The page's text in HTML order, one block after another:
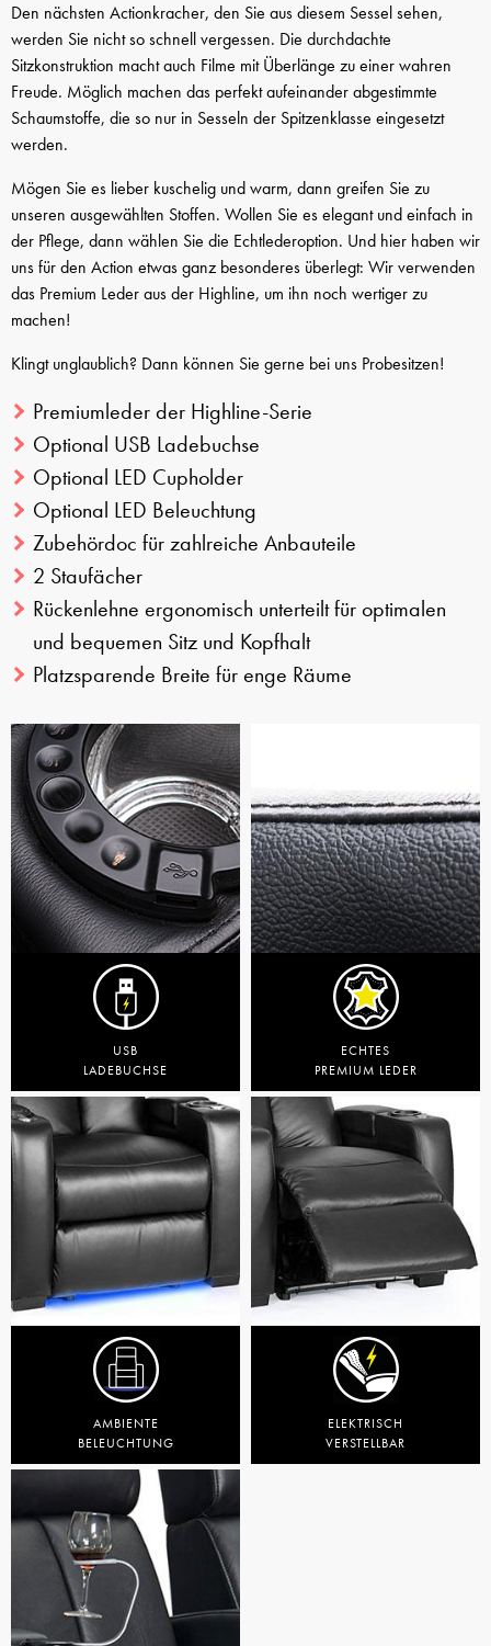
Den nächsten Actionkracher, den Sie aus diesem Sessel sehen,
werden Sie nicht so schnell vergessen. Die durchdachte
Sitzkonstruktion macht auch Filme mit Überlänge zu einer wahren
Freude. Möglich machen das perfekt aufeinander abgestimmte
Schaumstoffe, die so nur in Sesseln der Spitzenklasse eingesetzt
werden.
Mögen Sie es lieber kuschelig und warm, dann greifen Sie zu
unseren ausgewählten Stoffen. Wollen Sie es elegant und einfach in
der Pflege, dann wählen Sie die Echtlederoption. Und hier haben wir
uns für den Action etwas ganz besonderes überlegt: Wir verwenden
das Premium Leder aus der Highline, um ihn noch wertiger zu
machen!
Klingt unglaublich? Dann können Sie gerne bei uns Probesitzen!
Premiumleder der Highline-Serie
Optional USB Ladebuchse
Optional LED Cupholder
Optional LED Beleuchtung
Zubehördoc für zahlreiche Anbauteile
2 Staufächer
Rückenlehne ergonomisch unterteilt für optimalen
und bequemen Sitz und Kopfhalt
Platzsparende Breite für enge Räume
USB
LADEBUCHSE
ECHTES
PREMIUM LEDER
AMBIENTE
BELEUCHTUNG
ELEKTRISCH
VERSTELLBAR